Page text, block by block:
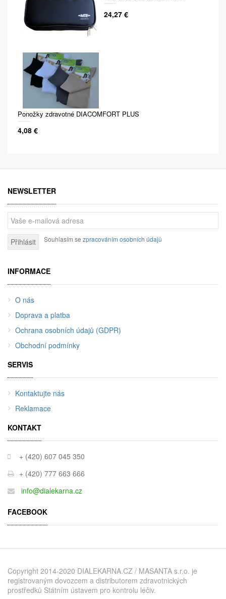
24,27 €
Ponožky zdravotné DIACOMFORT PLUS
4,08 €
NEWSLETTER
Přihlásit Souhlasím se zpracováním osobních údajů
INFORMACE
O nás
Doprava a platba
Ochrana osobních údajů (GDPR)
Obchodní podmínky
SERVIS
Kontaktujte nás
Reklamace
KONTAKT
+ (420) 607 045 350
+ (420) 777 663 666
info@dialekarna.cz
FACEBOOK
Copyright 2014-2020 DIALEKARNA.CZ / MASANTA s.r.o. je
registrovaným dovozcem a distributorem zdravotnických
prostředků Státním ústavem pro kontrolu léčiv.